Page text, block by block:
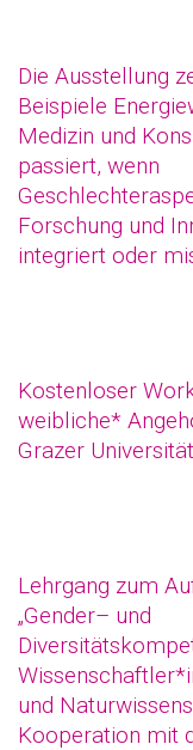
Die Ausstellung
Beispiele
Medizin und
passiert, wenn
Forschung und
integriert oder
Kostenloser
weibliche*
Grazer
Lehrgang zum
„Gender– und
und
Kooperation mit